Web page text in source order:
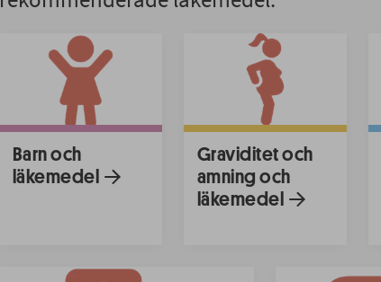
Barn och
läkemedel
Graviditet och
amning och
läkemedel